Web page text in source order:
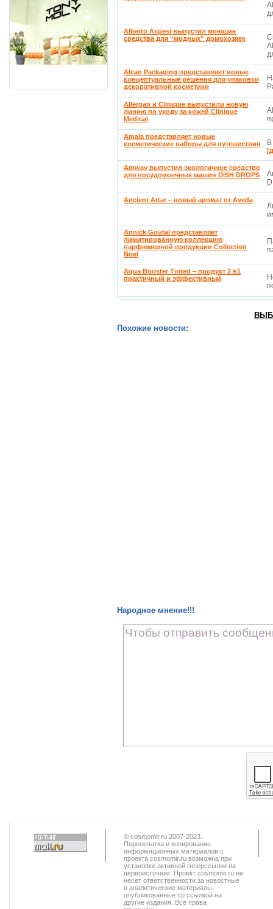
Alberto Aspesi выпустил моющие
средства для “модных” домохозяек
Alcan Packaging представляет новые
концептуальные решения для упаковки
декоративной косметики
Allergan и Clinique выпустили новую
линию по уходу за кожей Clinique
Medical
Amala представляет новые
косметические наборы для путешествия
Amway выпустил экологичное средство
для посудомоечных машин DISH DROPS
Ancient Attar – новый аромат от Aveda
Annick Goutal представляет
лимитированную коллекцию
парфюмерной продукции Collection
Noel
Aqua Booster Tinted – продукт 2 в1
практичный и эффективный
Похожие новости:
Народное мнение!!!
© cosmomir.ru 2007-2023.
Перепечатка и копирование
информационных материалов с
проекта cosmomir.ru возможна при
установке активной гиперссылки на
первоисточник. Проект cosmomir.ru не
несет ответственности за новостные
и аналитические материалы,
опубликованные со ссылкой на
другие издания. Все права